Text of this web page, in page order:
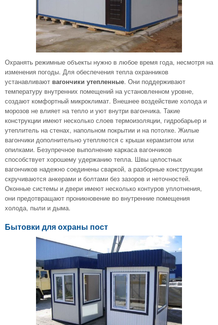
Охранять режимные объекты нужно в любое время года, несмотря на
изменения погоды. Для обеспечения тепла охранников
устанавливают вагончики утепленные. Они поддерживают
температуру внутренних помещений на установленном уровне,
создают комфортный микроклимат. Внешнее воздействие холода и
морозов не влияет на тепло и уют внутри вагончика. Такие
конструкции имеют несколько слоев термоизоляции, гидробарьер и
утеплитель на стенах, напольном покрытии и на потолке. Жилые
вагончики дополнительно утепляются с крыши керамзитом или
опилками. Безупречное выполнение каркаса вагончиков
способствует хорошему удержанию тепла. Швы целостных
вагончиков надежно соединены сваркой, а разборные конструкции
скручиваются анкерами и болтами без зазоров и неточностей.
Оконные системы и двери имеют несколько контуров уплотнения,
они предотвращают проникновение во внутренние помещения
холода, пыли и дыма.
Бытовки для охраны пост